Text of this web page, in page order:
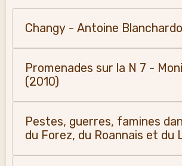
Changy - Antoine
Promenades sur la N 7 -
(2010)
Pestes, guerres, famines
du Forez, du Roannais et du